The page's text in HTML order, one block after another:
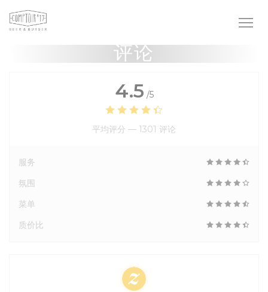
Cookie管理面板
评论
4.5 /5
平均评分 — 1301 评论
服务
氛围
菜单
质价比